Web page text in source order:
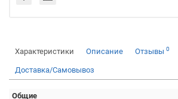
Характеристики Описание Отзывы 0
Доставка/Самовывоз
Общие